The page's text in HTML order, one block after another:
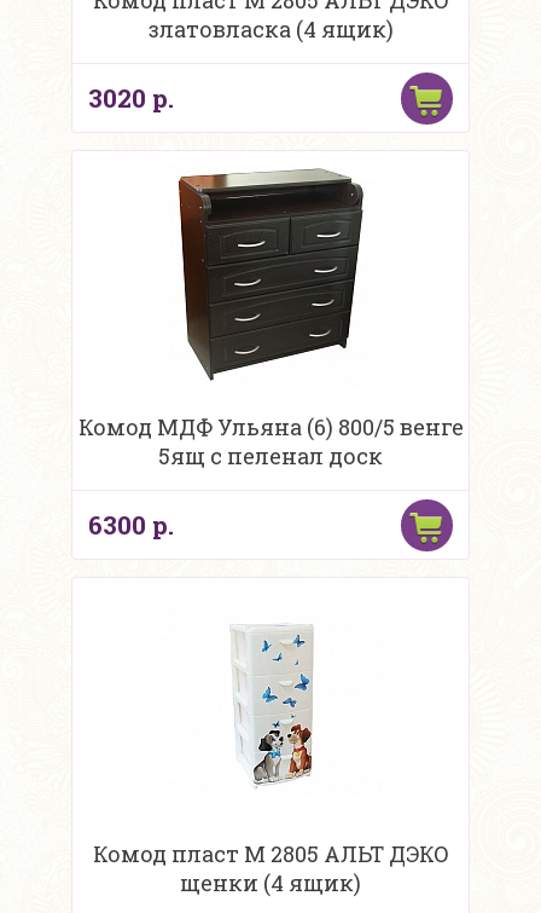
златовласка (4 ящик)
3020 р.
Комод МДФ Ульяна (6) 800/5 венге
5ящ с пеленал доск
6300 р.
Комод пласт М 2805 АЛЬТ ДЭКО
щенки (4 ящик)